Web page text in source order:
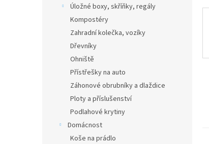
Úložné boxy, skříňky, regály
Kompostéry
Zahradní kolečka, vozíky
Dřevníky
Ohniště
Přístřešky na auto
Záhonové obrubníky a dlaždice
Ploty a příslušenství
Podlahové krytiny
Domácnost
Koše na prádlo